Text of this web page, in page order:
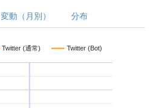
変動（月別） 分布
Twitter (通常) Twitter (Bot)